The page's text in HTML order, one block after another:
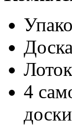
Доска
4